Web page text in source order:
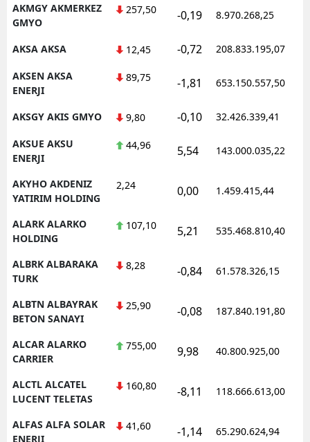
AKMGY AKMERKEZ
GMYO
257,50 -0,19 8.970.268,25
AKSA AKSA 12,45 -0,72 208.833.195,07
AKSEN AKSA
ENERJI
89,75 -1,81 653.150.557,50
AKSGY AKIS GMYO 9,80 -0,10 32.426.339,41
AKSUE AKSU
ENERJI
44,96 5,54 143.000.035,22
AKYHO AKDENIZ
YATIRIM HOLDING
2,24 0,00 1.459.415,44
ALARK ALARKO
HOLDING
107,10 5,21 535.468.810,40
ALBRK ALBARAKA
TURK
8,28 -0,84 61.578.326,15
ALBTN ALBAYRAK
BETON SANAYI
25,90 -0,08 187.840.191,80
ALCAR ALARKO
CARRIER
755,00 9,98 40.800.925,00
ALCTL ALCATEL
LUCENT TELETAS
160,80 -8,11 118.666.613,00
ALFAS ALFA SOLAR
ENERJI
41,60 -1,14 65.290.624,94